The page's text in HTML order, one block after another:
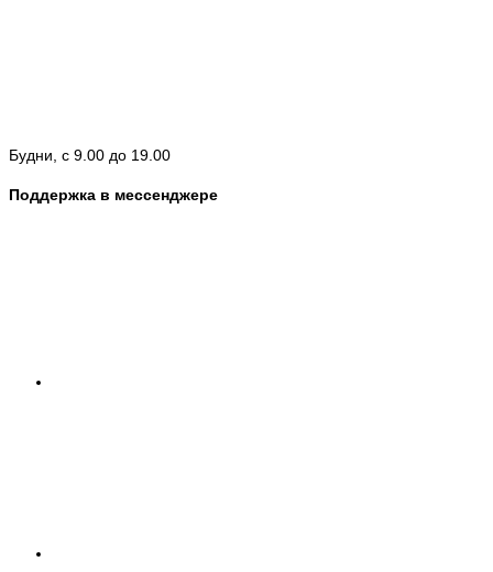
Будни, с 9.00 до 19.00
Поддержка в мессенджере